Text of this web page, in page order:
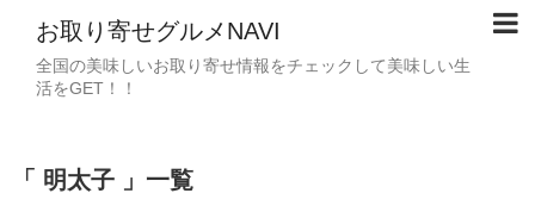
お取り寄せグルメNAVI
全国の美味しいお取り寄せ情報をチェックして美味しい生
活をGET！！
「 明太子 」一覧